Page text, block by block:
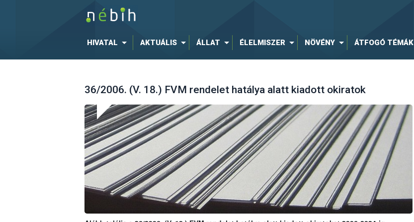
HIVATAL AKTUÁLIS ÁLLAT ÉLELMISZER NÖVÉNY ÁTFOGÓ TÉMÁK
36/2006. (V. 18.) FVM rendelet hatálya alatt kiadott okiratok